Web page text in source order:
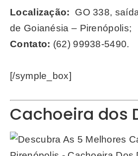
Localização: GO 338,
de Goianésia – Pirenópolis;
Contato: (62) 99938-5490.
[/symple_box]
Cachoeira dos